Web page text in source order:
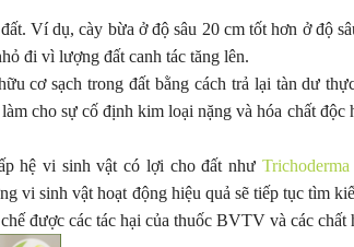
Ví dụ, cày bừa ở độ sâu 20 cm tốt hơn ở độ
đi vì lượng đất canh tác tăng lên.
cơ sạch trong đất bằng cách trả lại tàn dư
cho sự cố định kim loại nặng và hóa chất độc
hệ vi sinh vật có lợi cho đất như
vi sinh vật hoạt động hiệu quả sẽ tiếp tục tìm
được các tác hại của thuốc BVTV và các chất